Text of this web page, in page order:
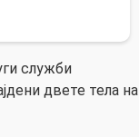
служби
двете тела на